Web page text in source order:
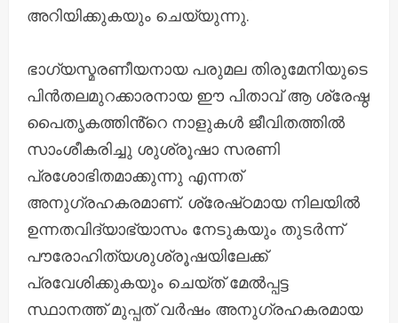
അറിയിക്കുകയും ചെയ്യുന്നു.
ഭാഗ്യസ്മരണീയനായ പരുമല തിരുമേനിയുടെ
പിൻതലമുറക്കാരനായ ഈ പിതാവ് ആ ശ്രേഷ്ഠ
പൈതൃകത്തിൻ്റെ നാളുകൾ ജീവിതത്തിൽ
സാംശീകരിച്ചു ശുശ്രൂഷാ സരണി
പ്രശോഭിതമാക്കുന്നു എന്നത്
അനുഗ്രഹകരമാണ്. ശ്രേഷ്‌ഠമായ നിലയിൽ
ഉന്നതവിദ്യാഭ്യാസം നേടുകയും തുടർന്ന്
പൗരോഹിത്യശുശ്രൂഷയിലേക്ക്
പ്രവേശിക്കുകയും ചെയ്‌ത് മേൽപ്പട്ട
സ്ഥാനത്ത് മുപ്പത് വർഷം അനുഗ്രഹകരമായ